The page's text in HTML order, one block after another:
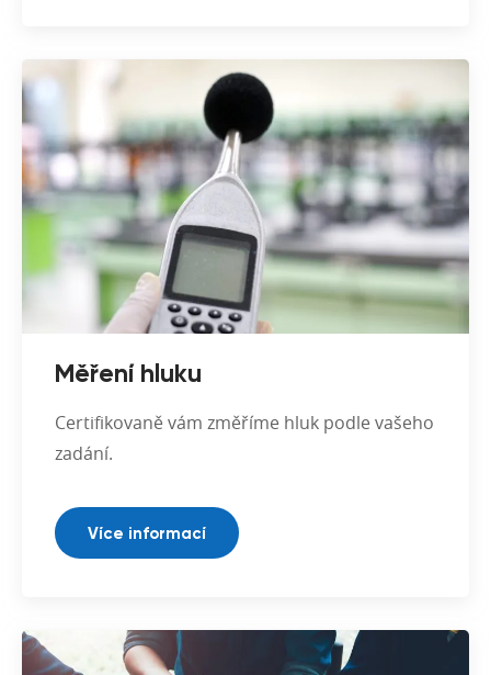
Měření hluku
Certifikovaně vám změříme hluk podle vašeho
zadání.
Více informací